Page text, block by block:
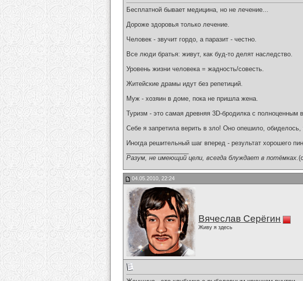
Бесплатной бывает медицина, но не лечение...
Дороже здоровья только лечение.
Человек - звучит гордо, а паразит - честно.
Все люди братья: живут, как буд-то делят наследство.
Уровень жизни человека = жадность/совесть.
Житейские драмы идут без репетиций.
Муж - хозяин в доме, пока не пришла жена.
Туризм - это самая древняя 3D-бродилка с
Себе я запретила верить в зло! Оно опешило,
Иногда решительный шаг вперед - результат хорошего
Разум, не имеющий цели, всегда блуждает в потёмках.
04.05.2010, 22:24
Вячеслав Серёгин
Живу я здесь